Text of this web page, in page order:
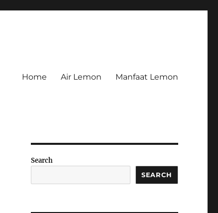
Home Air Lemon Manfaat Lemon
Search
SEARCH